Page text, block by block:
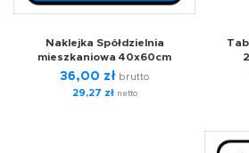
Naklejka Spółdzielnia
mieszkaniowa 40x60cm
36,00 zł brutto
29,27 złnetto